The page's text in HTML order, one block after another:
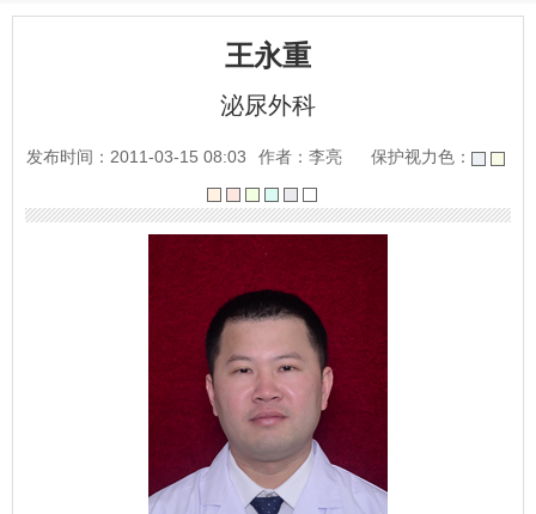
王永重
泌尿外科
发布时间：2011-03-15 08:03 作者：李亮 保护视力色：